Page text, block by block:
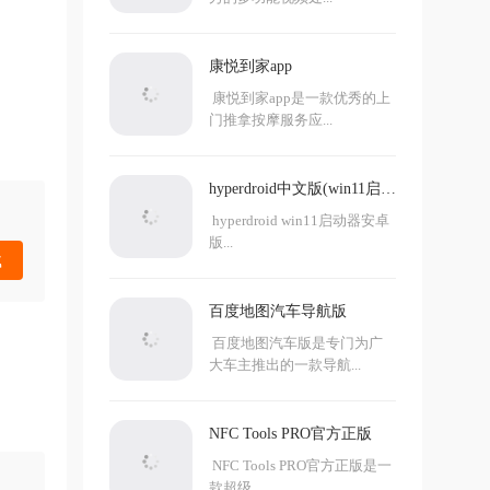
康悦到家app
康悦到家app是一款优秀的上
门推拿按摩服务应...
hyperdroid中文版(win11启动
hyperdroid win11启动器安卓
版...
百度地图汽车导航版
百度地图汽车版是专门为广
大车主推出的一款导航...
NFC Tools PRO官方正版
NFC Tools PRO官方正版是一